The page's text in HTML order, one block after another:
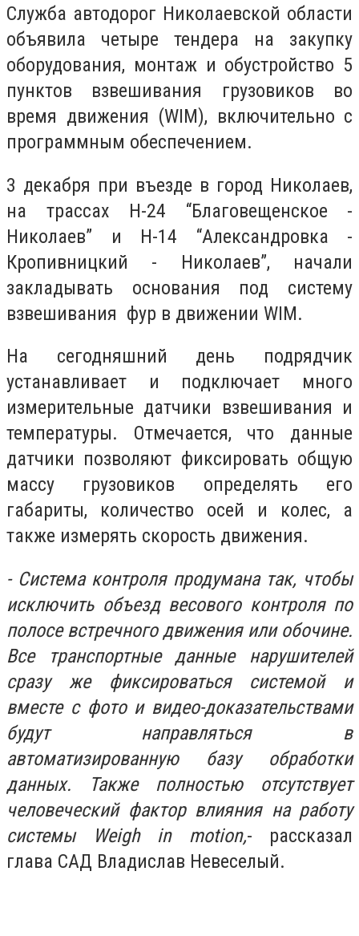
Служба автодорог Николаевской области
объявила четыре тендера на закупку
оборудования, монтаж и обустройство 5
пунктов взвешивания грузовиков во
время движения (WIM), включительно с
программным обеспечением.
3 декабря при въезде в город Николаев,
на трассах Н-24 “Благовещенское -
Николаев” и Н-14 “Александровка -
Кропивницкий - Николаев”, начали
закладывать основания под систему
взвешивания фур в движении WIM.
На сегодняшний день подрядчик
устанавливает и подключает много
измерительные датчики взвешивания и
температуры. Отмечается, что данные
датчики позволяют фиксировать общую
массу грузовиков определять его
габариты, количество осей и колес, а
также измерять скорость движения.
- Система контроля продумана так, чтобы
исключить объезд весового контроля по
полосе встречного движения или обочине.
Все транспортные данные нарушителей
сразу же фиксироваться системой и
вместе с фото и видео-доказательствами
будут направляться в
автоматизированную базу обработки
данных. Также полностью отсутствует
человеческий фактор влияния на работу
системы Weigh in motion,- рассказал
глава САД Владислав Невеселый.